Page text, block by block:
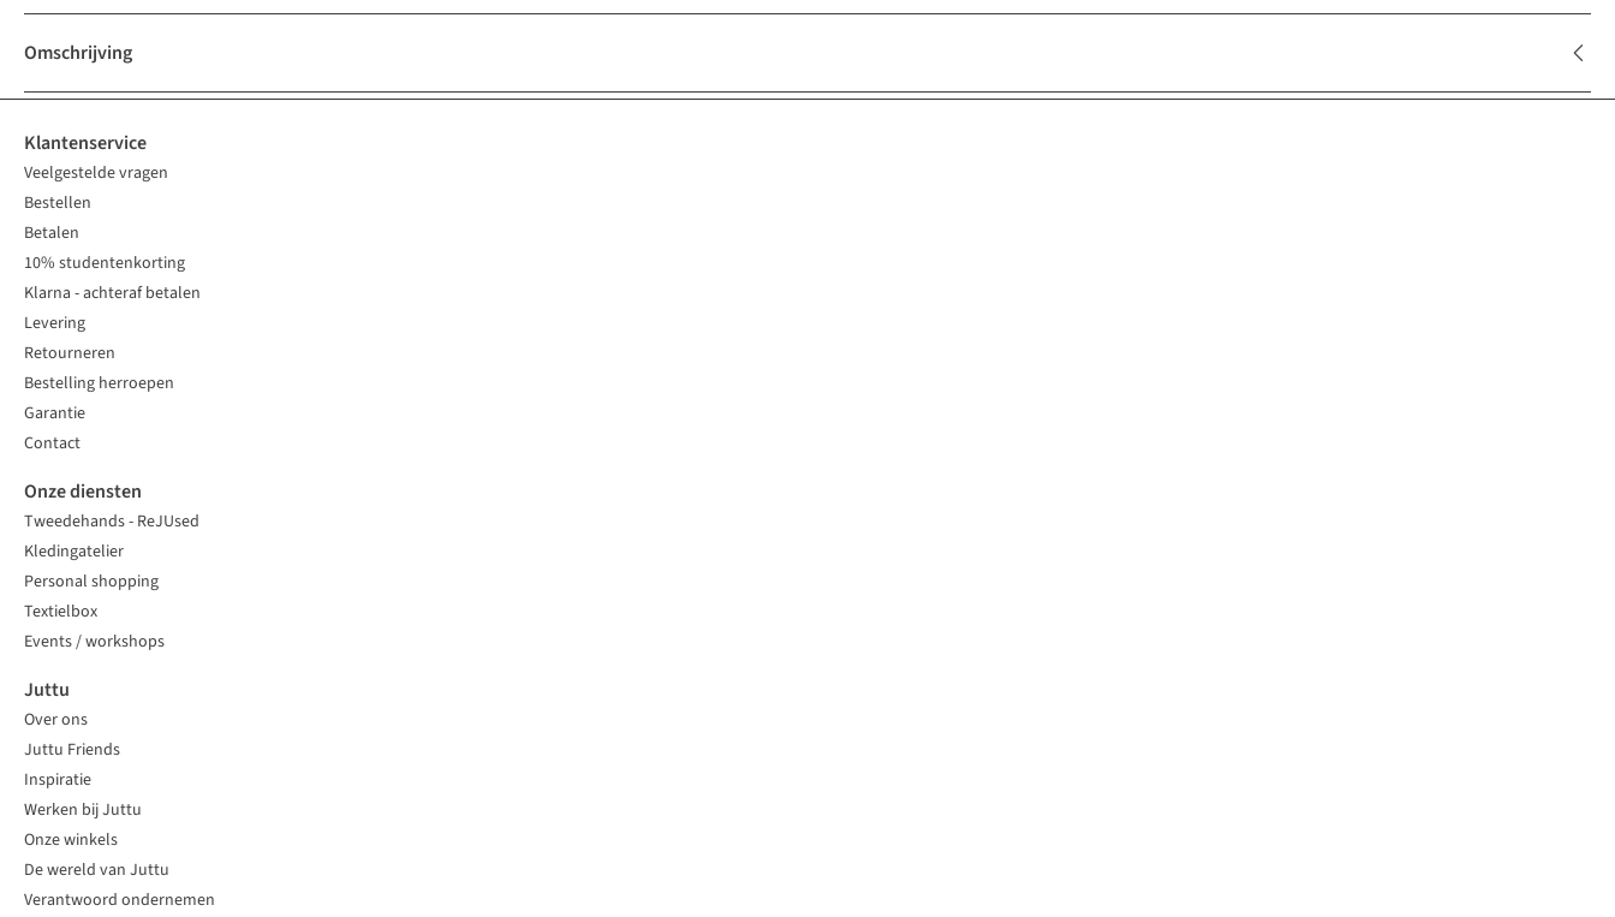
Omschrijving
Klantenservice
Veelgestelde vragen
Bestellen
Betalen
10% studentenkorting
Klarna - achteraf betalen
Levering
Retourneren
Bestelling herroepen
Garantie
Contact
Onze diensten
Tweedehands - ReJUsed
Kledingatelier
Personal shopping
Textielbox
Events / workshops
Juttu
Over ons
Juttu Friends
Inspiratie
Werken bij Juttu
Onze winkels
De wereld van Juttu
Verantwoord ondernemen